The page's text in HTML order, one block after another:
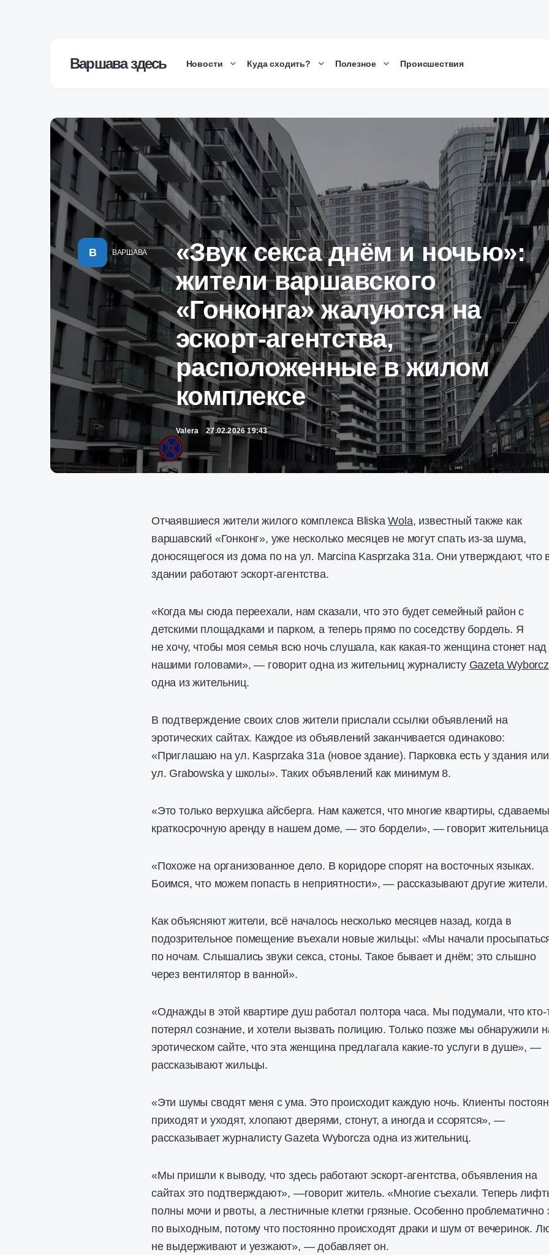
Варшава здесь Новости Куда сходить? Полезное Происшествия
В ВАРШАВА
«Звук секса днём ​​и ночью»:
жители варшавского
«Гонконга» жалуются на
эскорт-агентства,
расположенные в жилом
комплексе
Valera 27.02.2026 19:43
Отчаявшиеся жители жилого комплекса BliskaWola, известный также как
варшавский «Гонконг», уже несколько месяцев не могут спать из-за шума,
доносящегося из дома по на ул. Marcina Kasprzaka 31a. Они утверждают, что
здании работают эскорт-агентства.
«Когда мы сюда переехали, нам сказали, что это будет семейный район с
детскими площадками и парком, а теперь прямо по соседству бордель. Я
не хочу, чтобы моя семья всю ночь слушала, как какая-то женщина стонет над
нашими головами», — говорит одна из жительниц журналисту Gazeta
одна из жительниц.
В подтверждение своих слов жители прислали ссылки объявлений на
эротических сайтах. Каждое из объявлений заканчивается одинаково:
«Приглашаю на ул. Kasprzaka 31a (новое здание). Парковка есть у здания
ул. Grabowskа у школы». Таких объявлений как минимум 8.
«Это только верхушка айсберга. Нам кажется, что многие квартиры,
краткосрочную аренду в нашем доме, — это бордели», — говорит
«Похоже на организованное дело. В коридоре спорят на восточных языках.
Боимся, что можем попасть в неприятности», — рассказывают другие жители.
Как объясняют жители, всё началось несколько месяцев назад, когда в
подозрительное помещение въехали новые жильцы: «Мы начали
по ночам. Слышались звуки секса, стоны. Такое бывает и днём; это слышно
через вентилятор в ванной».
«Однажды в этой квартире душ работал полтора часа. Мы подумали, что кто-
потерял сознание, и хотели вызвать полицию. Только позже мы обнаружили
эротическом сайте, что эта женщина предлагала какие-то услуги в душе», —
рассказывают жильцы.
«Эти шумы сводят меня с ума. Это происходит каждую ночь. Клиенты
приходят и уходят, хлопают дверями, стонут, а иногда и ссорятся», —
рассказывает журналисту Gazeta Wyborcza одна из жительниц.
«Мы пришли к выводу, что здесь работают эскорт-агентства, объявления на
сайтах это подтверждают», —говорит житель. «Многие съехали. Теперь
полны мочи и рвоты, а лестничные клетки грязные. Особенно проблематично
по выходным, потому что постоянно происходят драки и шум от вечеринок.
не выдерживают и уезжают», — добавляет он.